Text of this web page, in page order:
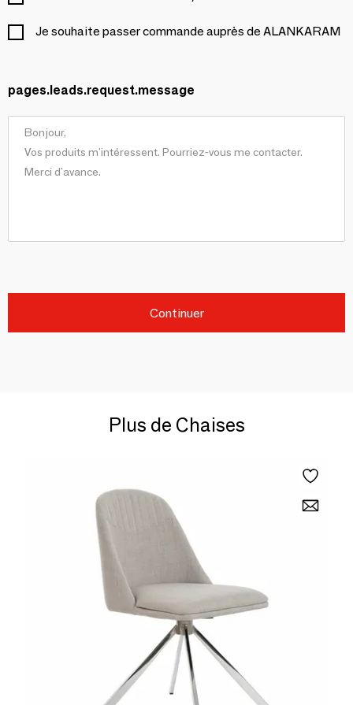
Je souhaite passer commande auprès de ALANKARAM
pages.leads.request.message
Continuer
Plus de Chaises